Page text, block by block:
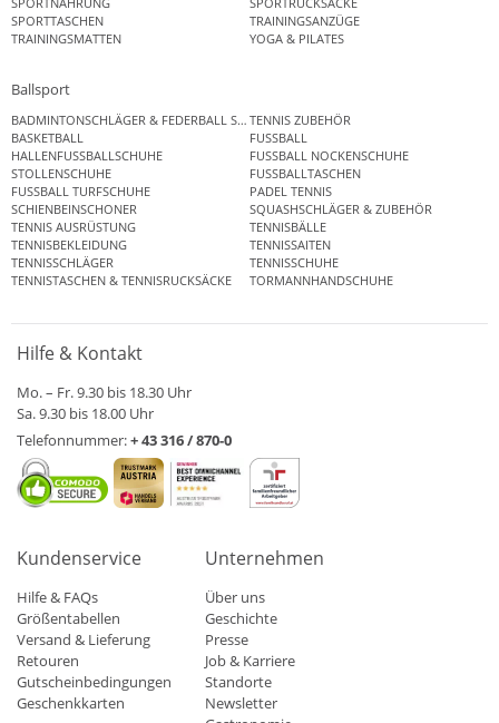
SPORTTASCHEN
TRAININGSANZÜGE
TRAININGSMATTEN
YOGA & PILATES
Ballsport
BADMINTONSCHLÄGER & FEDERBALL SETSTENNIS ZUBEHÖR
BASKETBALL
FUSSBALL
HALLENFUSSBALLSCHUHE
FUSSBALL NOCKENSCHUHE
STOLLENSCHUHE
FUSSBALLTASCHEN
FUSSBALL TURFSCHUHE
PADEL TENNIS
SCHIENBEINSCHONER
SQUASHSCHLÄGER & ZUBEHÖR
TENNIS AUSRÜSTUNG
TENNISBÄLLE
TENNISBEKLEIDUNG
TENNISSAITEN
TENNISSCHLÄGER
TENNISSCHUHE
TENNISTASCHEN & TENNISRUCKSÄCKE
TORMANNHANDSCHUHE
Hilfe & Kontakt
Mo. – Fr. 9.30 bis 18.30 Uhr
Sa. 9.30 bis 18.00 Uhr
Telefonnummer:+ 43 316 / 870-0
Kundenservice
Hilfe & FAQs
Größentabellen
Versand & Lieferung
Retouren
Gutscheinbedingungen
Geschenkkarten
Unternehmen
Über uns
Geschichte
Presse
Job & Karriere
Standorte
Newsletter